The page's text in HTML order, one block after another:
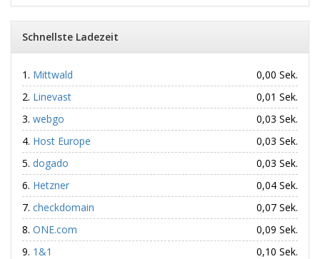
Schnellste Ladezeit
Mittwald
0,00 Sek.
Linevast
0,01 Sek.
webgo
0,03 Sek.
Host Europe
0,03 Sek.
dogado
0,03 Sek.
Hetzner
0,04 Sek.
checkdomain
0,07 Sek.
ONE.com
0,09 Sek.
1&1
0,10 Sek.